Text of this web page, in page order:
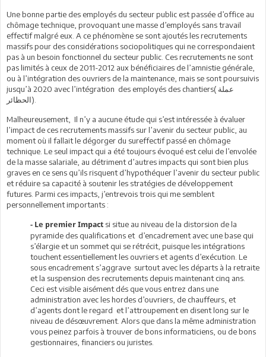
Une bonne partie des employés du secteur public est passée d’office au
chômage technique, provoquant une masse d’employés sans travail
effectif malgré eux. A ce phénomène se sont ajoutés les recrutements
massifs pour des considérations sociopolitiques qui ne correspondaient
pas à un besoin fonctionnel du secteur public. Ces recrutements ne sont
pas limités à ceux de 2011-2012 aux bénéficiaires de l’amnistie générale,
ou à l’intégration des ouvriers de la maintenance, mais se sont poursuivis
jusqu’à 2020 avec l’intégration des employés des chantiers( عملة
الحظائر).
Malheureusement, Il n’y a aucune étude qui s’est intéressée à évaluer
l’impact de ces recrutements massifs sur l’avenir du secteur public, au
moment où il fallait le dégorger du sureffectif passé en chômage
technique. Le seul impact qui a été toujours évoqué est celui de l’envolée
de la masse salariale, au détriment d’autres impacts qui sont bien plus
graves en ce sens qu’ils risquent d’hypothéquer l’avenir du secteur public
et réduire sa capacité à soutenir les stratégies de développement
futures. Parmi ces impacts, j’entrevois trois qui me semblent
personnellement importants :
- Le premier Impact si situe au niveau de la distorsion de la
pyramide des qualifications et d’encadrement avec une base qui
s’élargie et un sommet qui se rétrécit, puisque les intégrations
touchent essentiellement les ouvriers et agents d’exécution. Le
sous encadrement s’aggrave surtout avec les départs à la retraite
et la suspension des recrutements depuis maintenant cinq ans.
Ceci est visible aisément dés que vous entrez dans une
administration avec les hordes d’ouvriers, de chauffeurs, et
d’agents dont le regard et l’attroupement en disent long sur le
niveau de désœuvrement. Alors que dans la même administration
vous peinez parfois à trouver de bons informaticiens, ou de bons
gestionnaires, financiers ou juristes.